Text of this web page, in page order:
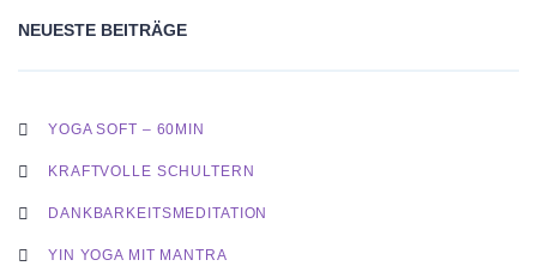
NEUESTE BEITRÄGE
YOGA SOFT – 60MIN
KRAFTVOLLE SCHULTERN
DANKBARKEITSMEDITATION
YIN YOGA MIT MANTRA